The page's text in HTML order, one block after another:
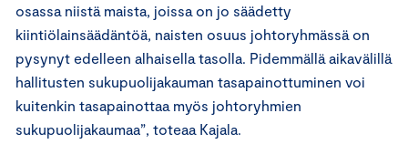
osassa niistä maista, joissa on jo säädetty
kiintiölainsäädäntöä, naisten osuus johtoryhmässä on
pysynyt edelleen alhaisella tasolla. Pidemmällä aikavälillä
hallitusten sukupuolijakauman tasapainottuminen voi
kuitenkin tasapainottaa myös johtoryhmien
sukupuolijakaumaa”, toteaa Kajala.